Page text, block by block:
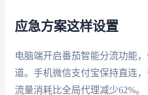
应急方案这样设置
电脑端开启番茄智能分流功能
道。手机微信支付宝保持直连
流量消耗比全局代理减少62%。